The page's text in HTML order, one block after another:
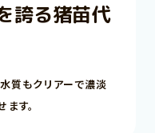
誇る猪苗代
質もクリアーで濃淡
す。